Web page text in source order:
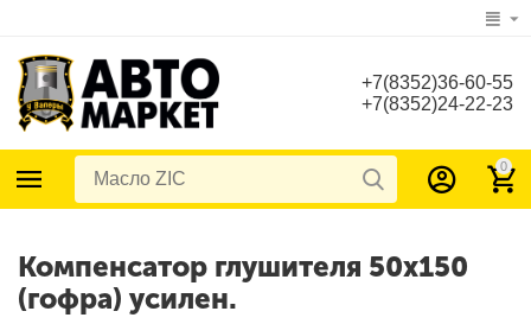
+7(8352)36-60-55
+7(8352)24-22-23
0
Компенсатор глушителя 50х150
(гофра) усилен.